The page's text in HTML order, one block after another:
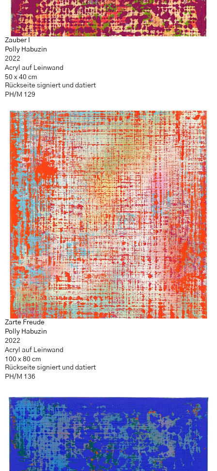
Zauber I
Polly Habuzin
2022
Acryl auf Leinwand
50 x 40 cm
Rückseite signiert und datiert
PH/M 129
Zarte Freude
Polly Habuzin
2022
Acryl auf Leinwand
100 x 80 cm
Rückseite signiert und datiert
PH/M 136